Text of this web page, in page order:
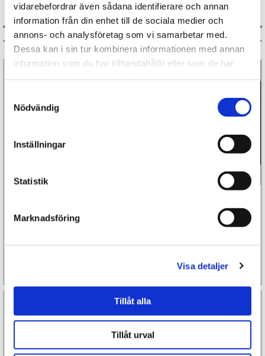
vidarebefordrar även sådana identifierare och annan
information från din enhet till de sociala medier och
annons- och analysföretag som vi samarbetar med.
Dessa kan i sin tur kombinera informationen med annan
information som du har tillhandahållit eller som de har
Nödvändig
Inställningar
Statistik
Marknadsföring
Visa detaljer
Tillåt alla
Tillåt urval
Associerade produkter
Boudoir
Köp
Läs mer